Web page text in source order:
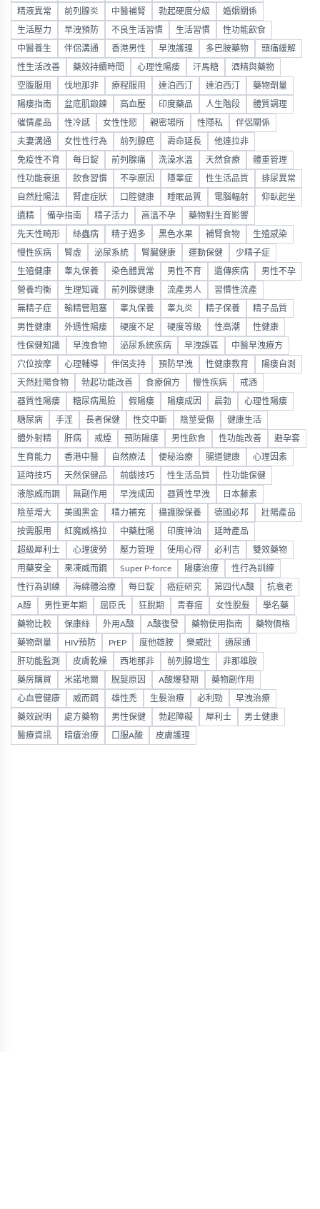
精液異常 前列腺炎 中醫補腎 勃起硬度分級 婚姻關係
生活壓力 早洩預防 不良生活習慣 生活習慣 性功能飲食
中醫養生 伴侶溝通 香港男性 早洩護理 多巴胺藥物 頭痛緩解
性生活改善 藥效持續時間 心理性陽痿 汗馬糖 酒精與藥物
空腹服用 伐地那非 療程服用 達泊西汀 達泊西汀 藥物劑量
陽痿指南 盆底肌鍛鍊 高血壓 印度藥品 人生階段 體質調理
催情產品 性冷感 女性性慾 親密場所 性隱私 伴侶關係
夫妻溝通 女性性行為 前列腺癌 壽命延長 他達拉非
免疫性不育 每日錠 前列腺痛 洗澡水溫 天然食療 體重管理
性功能衰退 飲食習慣 不孕原因 隱睾症 性生活品質 排尿異常
自然壯陽法 腎虛症狀 口腔健康 睡眠品質 電腦輻射 仰臥起坐
遺精 備孕指南 精子活力 高溫不孕 藥物對生育影響
先天性畸形 絲蟲病 精子過多 黑色水果 補腎食物 生殖感染
慢性疾病 腎虛 泌尿系統 腎臟健康 運動保健 少精子症
生殖健康 睾丸保養 染色體異常 男性不育 遺傳疾病 男性不孕
營養均衡 生理知識 前列腺健康 流產男人 習慣性流產
無精子症 輸精管阻塞 睾丸保養 睾丸炎 精子保養 精子品質
男性健康 外遇性陽痿 硬度不足 硬度等級 性高潮 性健康
性保健知識 早洩食物 泌尿系統疾病 早洩誤區 中醫早洩療方
穴位按摩 心理輔導 伴侶支持 預防早洩 性健康教育 陽痿自測
天然壯陽食物 勃起功能改善 食療偏方 慢性疾病 戒酒
器質性陽痿 糖尿病風險 假陽痿 陽痿成因 晨勃 心理性陽痿
糖尿病 手淫 長者保健 性交中斷 陰莖受傷 健康生活
體外射精 肝病 戒煙 預防陽痿 男性飲食 性功能改善 避孕套
生育能力 香港中醫 自然療法 便秘治療 腸道健康 心理因素
延時技巧 天然保健品 前戲技巧 性生活品質 性功能保健
液態威而鋼 無副作用 早洩成因 器質性早洩 日本藤素
陰莖增大 美國黑金 精力補充 攝護腺保養 德國必邦 壯陽產品
按需服用 紅魔威格拉 中藥壯陽 印度神油 延時產品
超級犀利士 心理疲勞 壓力管理 使用心得 必利吉 雙效藥物
用藥安全 果凍威而鋼 Super P-force 陽痿治療 性行為訓練
性行為訓練 海綿體治療 每日錠 癌症研究 第四代A酸 抗衰老
A醇 男性更年期 屈臣氏 狂脫期 青春痘 女性脫髮 學名藥
藥物比較 保康絲 外用A酸 A酸復發 藥物使用指南 藥物價格
藥物劑量 HIV預防 PrEP 度他雄胺 樂威壯 適尿通
肝功能監測 皮膚乾燥 西地那非 前列腺增生 非那雄胺
藥房購買 米諾地爾 脫髮原因 A酸爆發期 藥物副作用
心血管健康 威而鋼 雄性禿 生髮治療 必利勁 早洩治療
藥效說明 處方藥物 男性保健 勃起障礙 犀利士 男士健康
醫療資訊 暗瘡治療 口服A酸 皮膚護理